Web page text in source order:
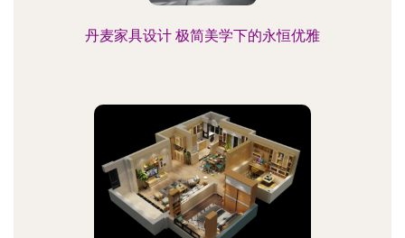
丹麦家具设计 极简美学下的永恒优雅